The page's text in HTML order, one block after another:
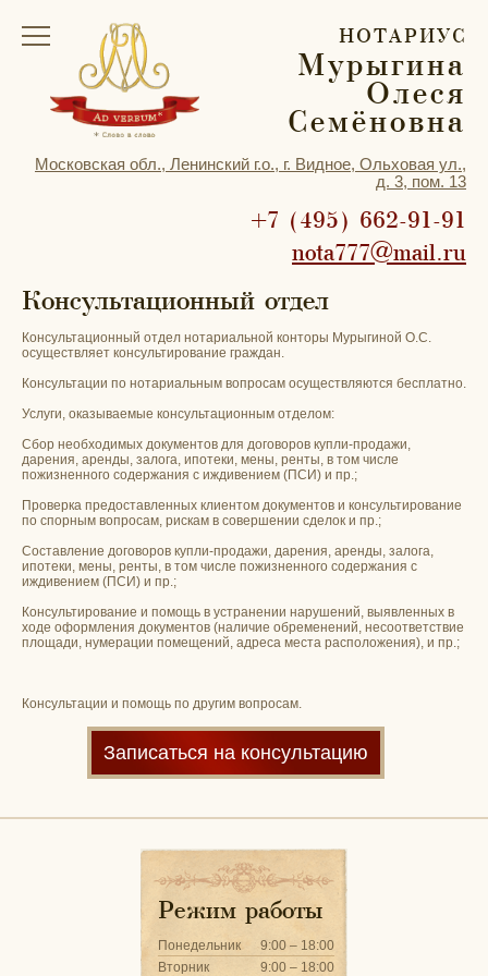
НОТАРИУС
Мурыгина
Олеся
Семёновна
Московская обл., Ленинский г.о., г. Видное, Ольховая ул.,
д. 3, пом. 13
+7 (495) 662-91-91
nota777@mail.ru
Режим работы
Понедельник
9:00 – 18:00
Вторник
9:00 – 18:00
Консультационный отдел
Консультационный отдел нотариальной конторы Мурыгиной О.С.
осуществляет консультирование граждан.
Консультации по нотариальным вопросам осуществляются бесплатно.
Услуги, оказываемые консультационным отделом:
Сбор необходимых документов для договоров купли-продажи,
дарения, аренды, залога, ипотеки, мены, ренты, в том числе
пожизненного содержания с иждивением (ПСИ) и пр.;
Проверка предоставленных клиентом документов и консультирование
по спорным вопросам, рискам в совершении сделок и пр.;
Составление договоров купли-продажи, дарения, аренды, залога,
ипотеки, мены, ренты, в том числе пожизненного содержания с
иждивением (ПСИ) и пр.;
Консультирование и помощь в устранении нарушений, выявленных в
ходе оформления документов (наличие обременений, несоответствие
площади, нумерации помещений, адреса места расположения), и пр.;
Консультации и помощь по другим вопросам.
Записаться на консультацию